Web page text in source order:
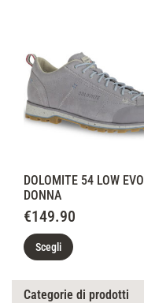
DOLOMITE 54 LOW EVO
DONNA
€149.90
Scegli
Categorie di prodotti